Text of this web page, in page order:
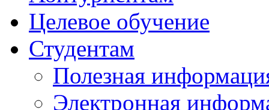
Целевое обучение
Студентам
Полезная
Электронная